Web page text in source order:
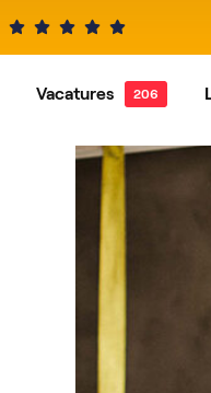
Vacatures
Vacatures
Alblasserdam
IJsselstein